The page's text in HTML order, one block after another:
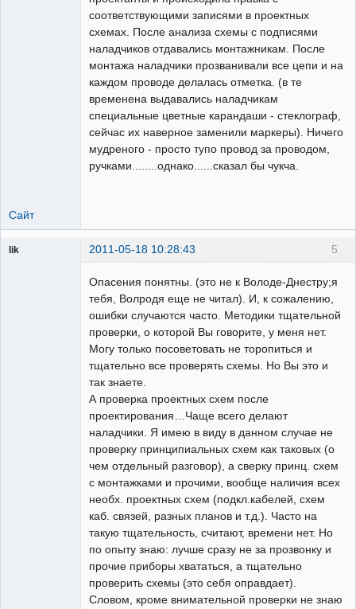
соответствующими записями в проектных
схемах. После анализа схемы с подписями
наладчиков отдавались монтажникам. После
монтажа наладчики прозванивали все цепи и на
каждом проводе делалась отметка. (в те
временена выдавались наладчикам
специальные цветные карандаши - стеклограф,
сейчас их наверное заменили маркеры). Ничего
мудреного - просто тупо провод за проводом,
ручками........однако......сказал бы чукча.
Сайт
5
lik 2011-05-18 10:28:43
Опасения понятны. (это не к Володе-Днестру;я
тебя, Волродя еще не читал). И, к сожалению,
ошибки случаются часто. Методики тщательной
проверки, о которой Вы говорите, у меня нет.
Могу только посоветовать не торопиться и
тщательно все проверять схемы. Но Вы это и
так знаете.
А проверка проектных схем после
проектирования…Чаще всего делают
наладчики. Я имею в виду в данном случае не
проверку принципиальных схем как таковых (о
чем отдельный разговор), а сверку принц. схем
с монтажками и прочими, вообще наличия всех
необх. проектных схем (подкл.кабелей, схем
каб. связей, разных планов и т.д.). Часто на
такую тщательность, считают, времени нет. Но
по опыту знаю: лучше сразу не за прозвонку и
прочие приборы хвататься, а тщательно
проверить схемы (это себя оправдает).
Словом, кроме внимательной проверки не знаю